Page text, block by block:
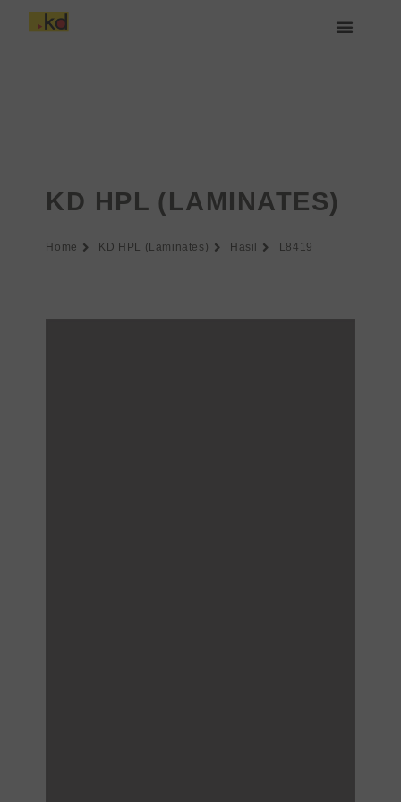
Lewati
KD HPL (LAMINATES)
Home KD HPL (Laminates) Hasil L8419